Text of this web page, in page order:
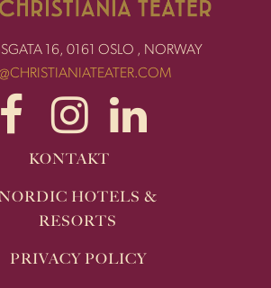
16, 0161 OSLO , NORWAY
KONTAKT
NORDIC HOTELS &
RESORTS
PRIVACY POLICY